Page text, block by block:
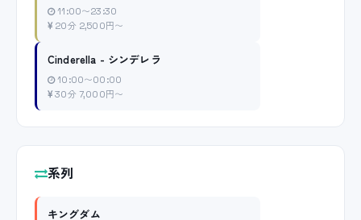
11:00〜23:30
20分 2,500円〜
Cinderella - シンデレラ
10:00〜00:00
30分 7,000円〜
系列
キングダム